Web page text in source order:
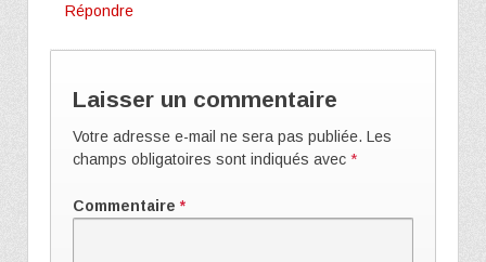
Répondre
Laisser un commentaire
Votre adresse e-mail ne sera pas publiée. Les
champs obligatoires sont indiqués avec *
Commentaire *